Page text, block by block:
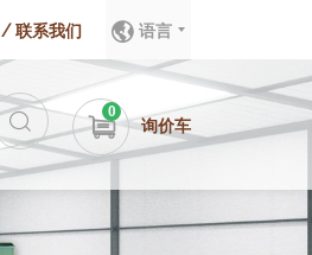
语言
联系我们
0
询价车